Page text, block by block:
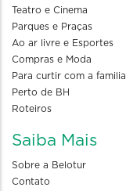
Teatro e Cinema
Parques e Praças
Ao ar livre e Esportes
Compras e Moda
Para curtir com a familia
Perto de BH
Roteiros
Saiba Mais
Sobre a Belotur
Contato